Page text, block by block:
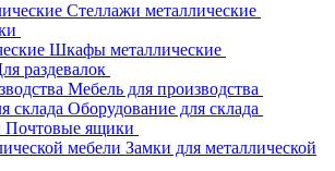
Стеллажи металлические
Шкафы металлические
раздевалок
Мебель для производства
Оборудование для склада
Почтовые ящики
Замки для металлической